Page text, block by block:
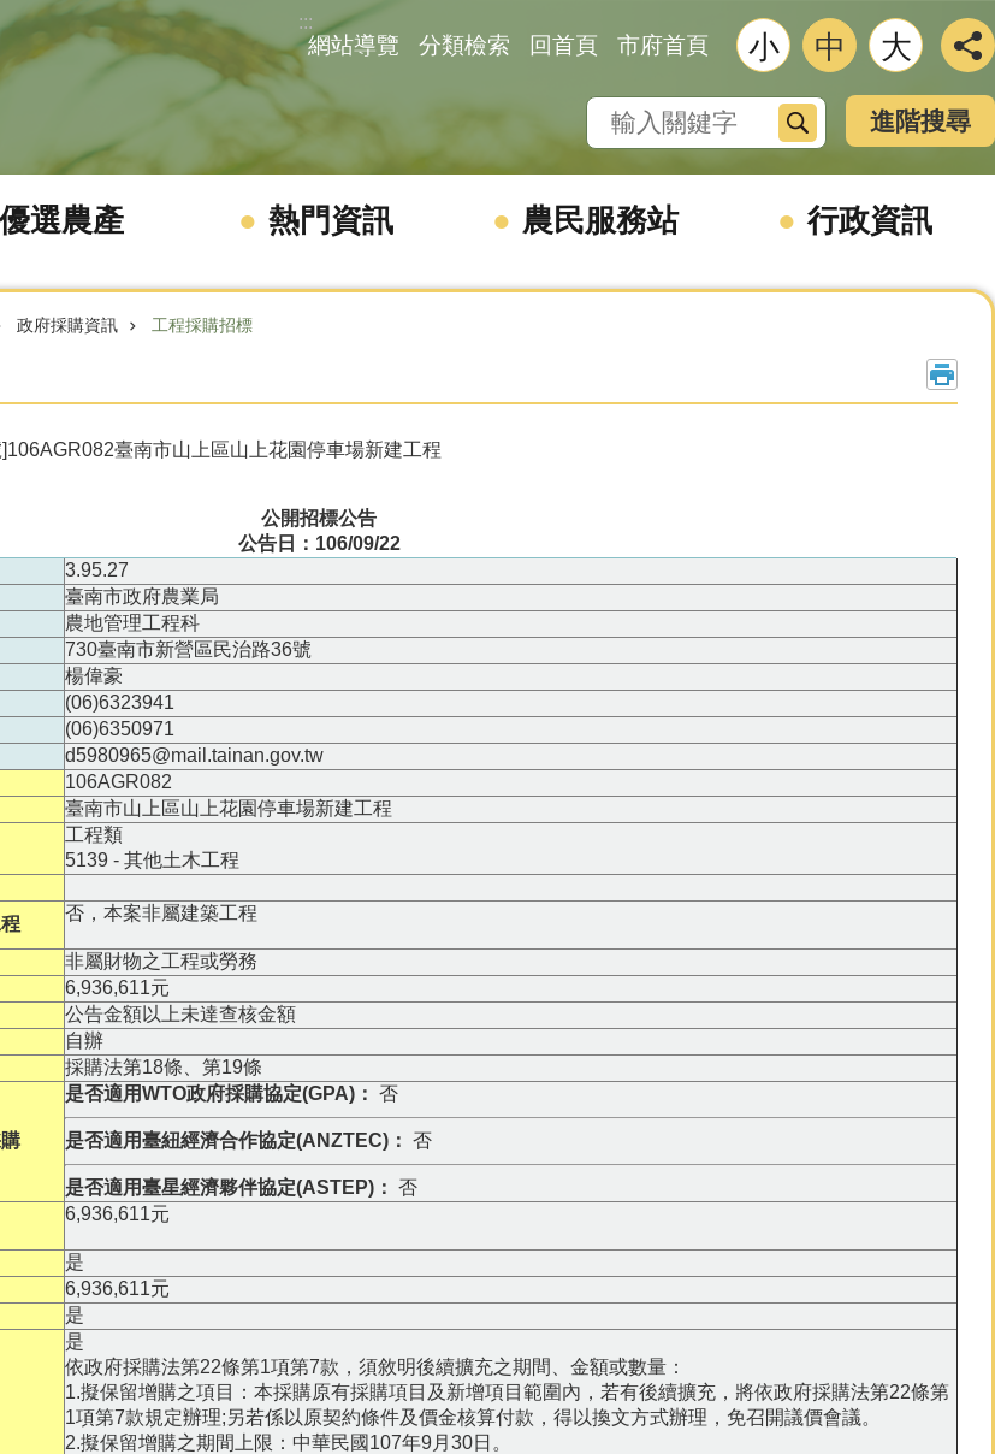
:::
網站導覽 分類檢索 回首頁 市府首頁 小 中 大
搜尋 進階搜尋
選農產 熱門資訊 農民服務站 行政資訊
政府採購資訊 工程採購招標
臺南市山上區山上花園停車場新建工程
公開招標公告
公告日：106/09/22
3.95.27
臺南市政府農業局
農地管理工程科
730臺南市新營區民治路36號
楊偉豪
(06)6323941
(06)6350971
d5980965@mail.tainan.gov.tw
106AGR082
臺南市山上區山上花園停車場新建工程
工程類
5139 - 其他土木工程
否，本案非屬建築工程
非屬財物之工程或勞務
6,936,611元
公告金額以上未達查核金額
自辦
採購法第18條、第19條
是否適用WTO政府採購協定(GPA)： 否
是否適用臺紐經濟合作協定(ANZTEC)： 否
是否適用臺星經濟夥伴協定(ASTEP)： 否
6,936,611元
是
6,936,611元
是
是
依政府採購法第22條第1項第7款，須敘明後續擴充之期間、金額或數量：
1.擬保留增購之項目：本採購原有採購項目及新增項目範圍內，若有後續擴充，將依政府採購法第22條第
1項第7款規定辦理;另若係以原契約條件及價金核算付款，得以換文方式辦理，免召開議價會議。
2.擬保留增購之期間上限：中華民國107年9月30日。